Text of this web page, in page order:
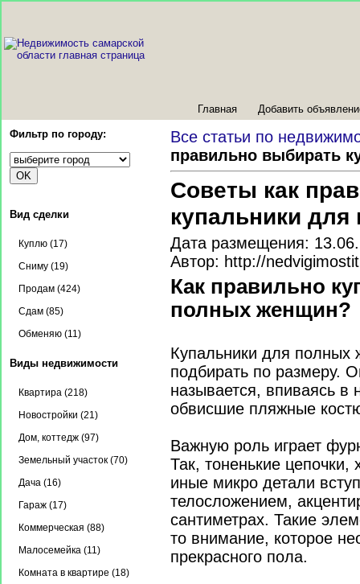
Главная Добавить
Фильтр по городу:
Вид сделки
Куплю (17)
Сниму (19)
Продам (424)
Сдам (85)
Обменяю (11)
Виды недвижимости
Квартира (218)
Новостройки (21)
Дом, коттедж (97)
Земельный участок (70)
Дача (16)
Гараж (17)
Коммерческая (88)
Малосемейка (11)
Комната в квартире (18)
Все статьи по
правильно выбирать
Советы как
купальники
Дата размещения:
Автор: http://
Как правильно
полных женщин?
Купальники для полных
подбирать по размеру.
называется, впиваясь в
обвисшие пляжные
Важную роль играет
Так, тоненькие цепочки,
иные микро детали
телосложением,
сантиметрах. Такие
то внимание, которое
прекрасного пола.